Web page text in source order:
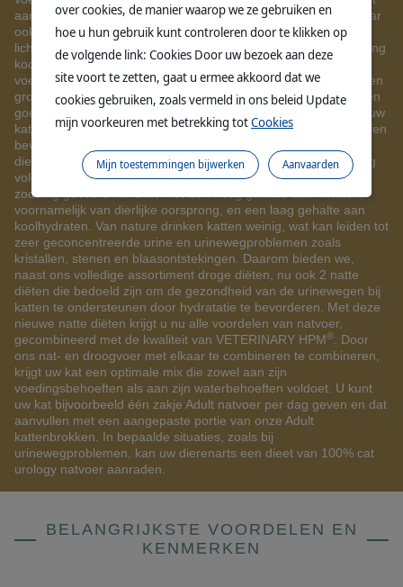
aan de voedingsbehoeften van uw kat als strikte carnivoor, maar
ook aan de specifieke vereisten op basis van leeftijd, leefstijl,
lichaam en gezondheidstoestand. In ieder geval moet de voeding
koolhydraatarm en eiwitrijk zijn. Dat is essentieel om aan de
voedingsbehoeften van carnivoren te voldoen. Het moet ook een
groot deel dierlijke eiwitten bevatten, die essentieel zijn voor een
goede pH van de urine en een gezonde huid. De voeding van uw
kat moet ook hoogwaardige en goed verteerbare voedingsstoffen
bevatten. Dat is wat wij bieden met VETERINARY HPM
dieetvoer. Ons complete assortiment fysiologische dieetvoeding
volgt dezelfde filosofie: katten zijn carnivoren en moeten als
zodanig gevoerd worden, met een hoog gehalte aan eiwitten,
voornamelijk van dierlijke oorsprong, en een laag gehalte aan
koolhydraten. Van nature drinken katten weinig, wat kan leiden tot
zeer geconcentreerde urine en urinewegproblemen zoals
kristallen, stenen en blaasontstekingen. Daarom bieden we,
naast ons volledige assortiment droge diëten, nu ook 2 natte
diëten die bedoeld zijn om de gezondheid van de urinewegen bij
katten te ondersteunen door hydratatie te bevorderen. Met deze
nieuwe natte diëten krijgt u nu alle voordelen van natvoer,
gecombineerd met de kwaliteit van VETERINARY HPM®
. Door
ons nat- en droogvoer met elkaar te combineren te combineren,
krijgt uw kat een optimale mix die zowel aan zijn
voedingsbehoeften als aan zijn waterbehoeften voldoet. U kunt
uw kat bijvoorbeeld één zakje Adult natvoer per dag geven en dat
aanvullen met een aangepaste portie van onze Adult
kattenbrokken. In bepaalde situaties, zoals bij
urinewegproblemen, kan uw dierenarts een dieet van 100% cat
urology natvoer aanraden.
BELANGRIJKSTE VOORDELEN EN
KENMERKEN
over cookies, de manier waarop we ze gebruiken en
hoe u hun gebruik kunt controleren door te klikken op
de volgende link: Cookies Door uw bezoek aan deze
site voort te zetten, gaat u ermee akkoord dat we
cookies gebruiken, zoals vermeld in ons beleid Update
mijn voorkeuren met betrekking totCookies
Aanvaarden
Mijn toestemmingen bijwerken